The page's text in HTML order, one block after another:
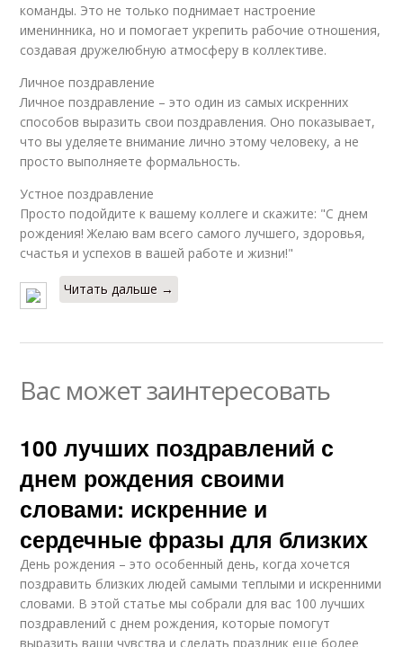
команды. Это не только поднимает настроение
именинника, но и помогает укрепить рабочие отношения,
создавая дружелюбную атмосферу в коллективе.
Личное поздравление
Личное поздравление – это один из самых искренних
способов выразить свои поздравления. Оно показывает,
что вы уделяете внимание лично этому человеку, а не
просто выполняете формальность.
Устное поздравление
Просто подойдите к вашему коллеге и скажите: "С днем
рождения! Желаю вам всего самого лучшего, здоровья,
счастья и успехов в вашей работе и жизни!"
Читать дальше →
Вас может заинтересовать
100 лучших поздравлений с
днем рождения своими
словами: искренние и
сердечные фразы для близких
День рождения – это особенный день, когда хочется
поздравить близких людей самыми теплыми и искренними
словами. В этой статье мы собрали для вас 100 лучших
поздравлений с днем рождения, которые помогут
выразить ваши чувства и сделать праздник еще более